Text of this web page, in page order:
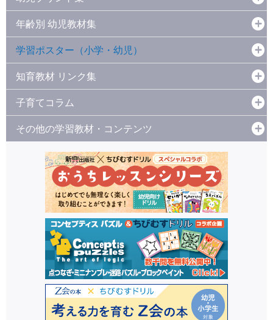
年齢別 幼児教材集
学習ポスター（小学・幼児）
知育教材 リンク集
子育てコラム
その他の学習教材・コンテンツ